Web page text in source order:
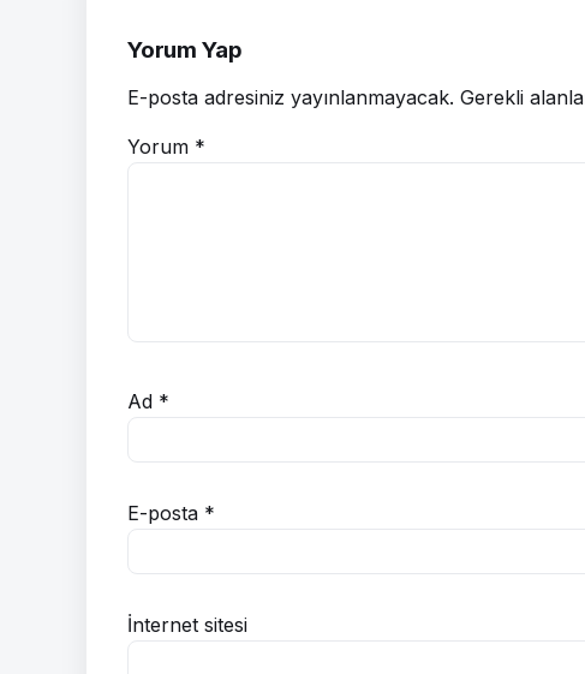
Yorum Yap
E-posta adresiniz yayınlanmayacak. Gerekli
Yorum *
Ad *
E-posta *
İnternet sitesi